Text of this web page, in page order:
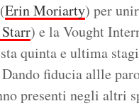
Erin Moriarty) per
) e la Vought
quinta e ultima
fiducia allle
presenti negli altri